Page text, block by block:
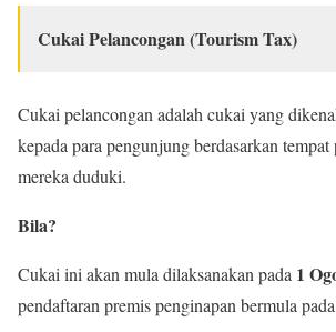
Cukai Pelancongan (Tourism Tax)
Cukai pelancongan adalah cukai yang
kepada para pengunjung berdasarkan
mereka duduki.
Bila?
Cukai ini akan mula dilaksanakan pada 1
pendaftaran premis penginapan bermula